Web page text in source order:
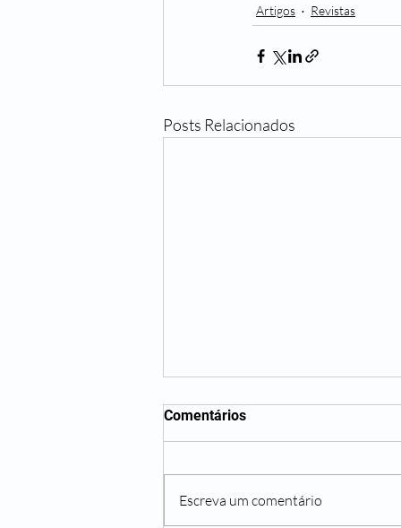
Artigos Revistas
Posts Relacionados
Guerreira, A Outra.
Comentários
Escreva um comentário